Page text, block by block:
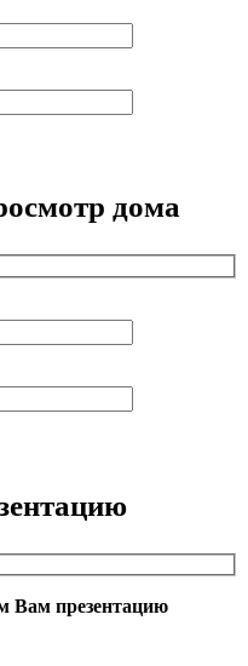
дома
Вам презентацию